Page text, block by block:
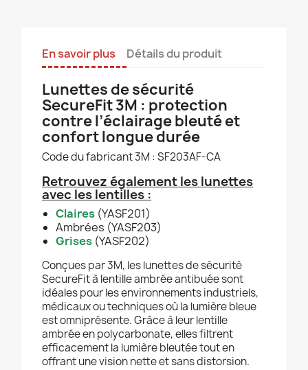
En savoir plus Détails du produit
Lunettes de sécurité
SecureFit 3M : protection
contre l’éclairage bleuté et
confort longue durée
Code du fabricant 3M : SF203AF-CA
Retrouvez également les lunettes
avec les lentilles :
Claires (YASF201)
Ambrées (YASF203)
Grises (YASF202)
Conçues par 3M, les lunettes de sécurité
SecureFit à lentille ambrée antibuée sont
idéales pour les environnements industriels,
médicaux ou techniques où la lumière bleue
est omniprésente. Grâce à leur lentille
ambrée en polycarbonate, elles filtrent
efficacement la lumière bleutée tout en
offrant une vision nette et sans distorsion.